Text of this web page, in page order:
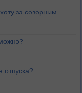
за северным
отпуска?